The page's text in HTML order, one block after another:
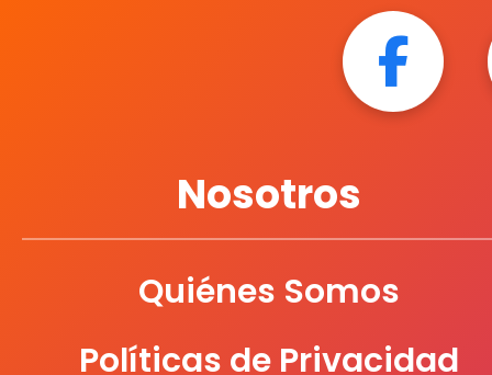
Nosotros
Quiénes Somos
Políticas de Privacidad